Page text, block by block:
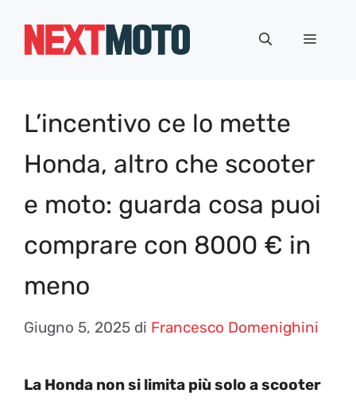
Menu
L’incentivo ce lo mette
Honda, altro che scooter
e moto: guarda cosa puoi
comprare con 8000 € in
meno
Giugno 5, 2025 di Francesco Domenighini
La Honda non si limita più solo a scooter